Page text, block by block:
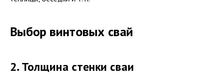
Выбор винтовых свай
2. Толщина стенки сваи